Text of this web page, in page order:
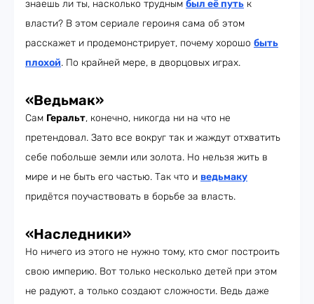
знаешь ли ты, насколько трудным был её путь к
власти? В этом сериале героиня сама об этом
расскажет и продемонстрирует, почему хорошо быть
плохой. По крайней мере, в дворцовых играх.
«Ведьмак»
Сам Геральт, конечно, никогда ни на что не
претендовал. Зато все вокруг так и жаждут отхватить
себе побольше земли или золота. Но нельзя жить в
мире и не быть его частью. Так что и ведьмаку
придётся поучаствовать в борьбе за власть.
«Наследники»
Но ничего из этого не нужно тому, кто смог построить
свою империю. Вот только несколько детей при этом
не радуют, а только создают сложности. Ведь даже